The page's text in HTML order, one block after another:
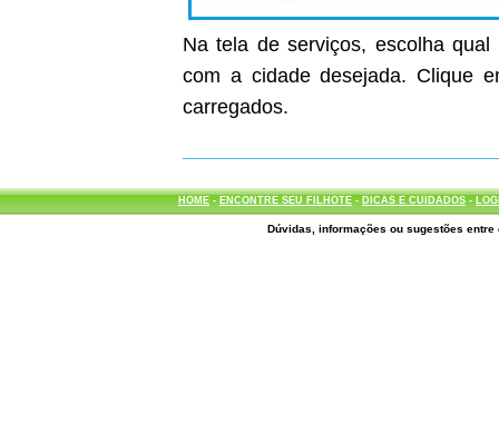
Na tela de serviços, escolha
com a cidade desejada. Clique
carregados.
HOME- ENCONTRE SEU FILHOTE- DICAS E CUIDADOS-
Dúvidas, informações ou sugestões